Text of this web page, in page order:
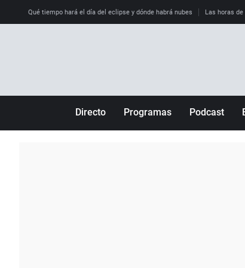
Qué tiempo hará el día del eclipse y dónde habrá nubes Las horas
Directo Programas Podcast